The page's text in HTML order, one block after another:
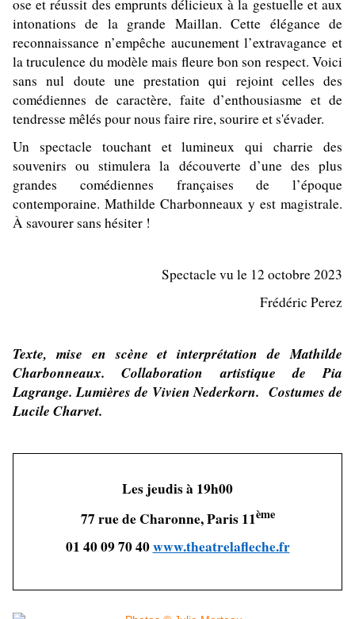
ose et réussit des emprunts délicieux à la gestuelle et aux
intonations de la grande Maillan. Cette élégance de
reconnaissance n’empêche aucunement l’extravagance et
la truculence du modèle mais fleure bon son respect. Voici
sans nul doute une prestation qui rejoint celles des
comédiennes de caractère, faite d’enthousiasme et de
tendresse mêlés pour nous faire rire, sourire et s'évader.
Un spectacle touchant et lumineux qui charrie des
souvenirs ou stimulera la découverte d’une des plus
grandes comédiennes françaises de l’époque
contemporaine. Mathilde Charbonneaux y est magistrale.
À savourer sans hésiter !
Spectacle vu le 12 octobre 2023
Frédéric Perez
Texte, mise en scène et interprétation de Mathilde
Charbonneaux. Collaboration artistique de Pia
Lagrange. Lumières de Vivien Nederkorn. Costumes de
Lucile Charvet.
Les jeudis à 19h00
77 rue de Charonne, Paris 11ème
01 40 09 70 40www.theatrelafleche.fr